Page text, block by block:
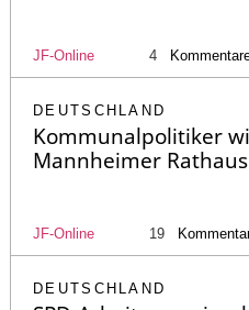
JF-Online 4
DEUTSCHLAND
Kommunalpolitiker
Mannheimer
JF-Online 19
DEUTSCHLAND